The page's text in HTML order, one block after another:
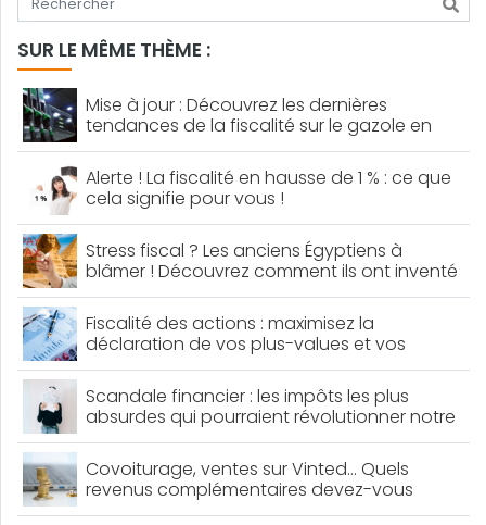
SUR LE MÊME THÈME :
Mise à jour : Découvrez les dernières
tendances de la fiscalité sur le gazole en
Europe !
Alerte ! La fiscalité en hausse de 1 % : ce que
cela signifie pour vous !
Stress fiscal ? Les anciens Égyptiens à
blâmer ! Découvrez comment ils ont inventé
le premier système d’impôts
Fiscalité des actions : maximisez la
déclaration de vos plus-values et vos
dividendes pour économiser !
Scandale financier : les impôts les plus
absurdes qui pourraient révolutionner notre
système fiscal !
Covoiturage, ventes sur Vinted… Quels
revenus complémentaires devez-vous
déclarer aux impôts ? Découvrez les règles à